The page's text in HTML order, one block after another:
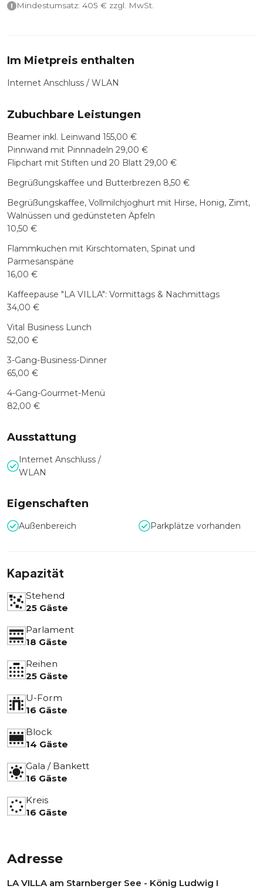
Mindestumsatz: 405 € zzgl. MwSt.
Im Mietpreis enthalten
Internet Anschluss / WLAN
Zubuchbare Leistungen
Beamer inkl. Leinwand 155,00 €
Pinnwand mit Pinnnadeln 29,00 €
Flipchart mit Stiften und 20 Blatt 29,00 €
Begrüßungskaffee und Butterbrezen 8,50 €
Begrüßungskaffee, Vollmilchjoghurt mit Hirse, Honig, Zimt,
Walnüssen und gedünsteten Äpfeln
10,50 €
Flammkuchen mit Kirschtomaten, Spinat und
Parmesanspäne
16,00 €
Kaffeepause "LA VILLA": Vormittags & Nachmittags
34,00 €
Vital Business Lunch
52,00 €
3-Gang-Business-Dinner
65,00 €
4-Gang-Gourmet-Menü
82,00 €
Ausstattung
Internet Anschluss /
WLAN
Eigenschaften
Außenbereich Parkplätze vorhanden
Kapazität
Stehend
25 Gäste
Parlament
18 Gäste
Reihen
25 Gäste
U-Form
16 Gäste
Block
14 Gäste
Gala / Bankett
16 Gäste
Kreis
16 Gäste
Adresse
LA VILLA am Starnberger See - König Ludwig I